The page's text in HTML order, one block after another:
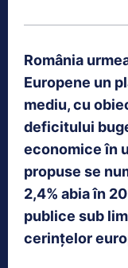
România
Europene un
mediu, cu
deficitului
economice în
propuse se
2,4% abia în
publice sub
cerințelor